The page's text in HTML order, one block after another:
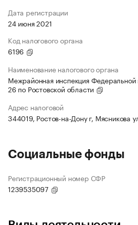
Дата регистрации
24 июня 2021
Код налогового органа
6196
Наименование налогового органа
Межрайонная инспекция
26 по Ростовской области
Адрес налоговой
344019, Ростов-на-Дону г, Мясникова
Социальные фонды
Регистрационный номер СФР
1239535097